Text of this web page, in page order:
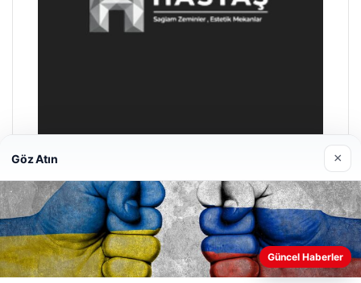
Enes Kaplan Avukatlık Bürosu
28/04/2026
Web sitemizi nasıl kullandığınızı daha iyi anlayabilmek,
Göz Atın ×
Güncel Haberler